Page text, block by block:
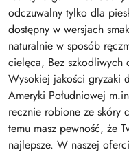
odczuwalny tylko dla
dostępny w wersjach
naturalnie w sposób
cielęca, Bez szkodliwych
Wysokiej jakości gryzaki
Ameryki Południowej
recznie robione ze skóry
temu masz pewność, że
najlepsze. W naszej